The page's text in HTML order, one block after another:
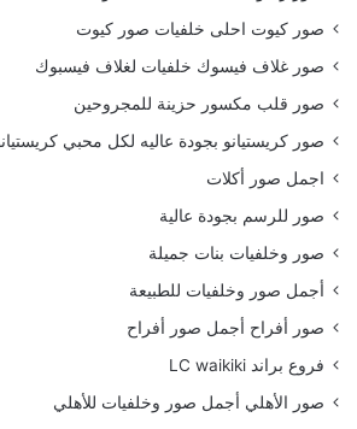
صور كيوت احلى خلفيات صور كيوت
صور غلاف فيسوك خلفيات لغلاف فيسبوك
صور قلب مكسور حزينة للمجروحين
صور كريستيانو بجودة عاليه لكل محبي
اجمل صور أكلات
صور للرسم بجودة عالية
صور وخلفيات بنات جميلة
أجمل صور وخلفيات للطبيعة
صور أفراح أجمل صور أفراح
فروع براند LC waikiki
صور الأهلي أجمل صور وخلفيات للأهلي